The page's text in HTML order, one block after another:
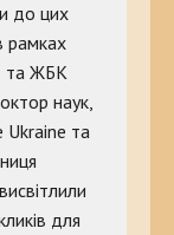
до цих
рамках
та ЖБК
наук,
Ukraine та
для